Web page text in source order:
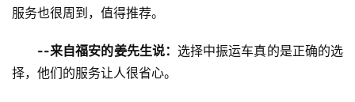
服务也很周到，值得推荐。
--来自福安的姜先生说： 选择中振运车真的是正确的选
择，他们的服务让人很省心。